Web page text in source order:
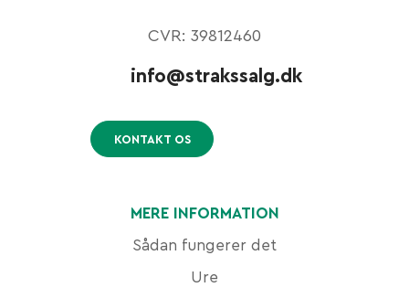
MERE INFORMATION
Sådan fungerer det
Ure
CVR: 39812460
info@strakssalg.dk
KONTAKT OS